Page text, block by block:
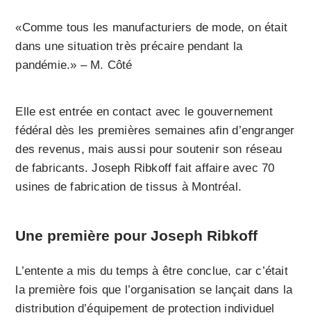
«Comme tous les manufacturiers de mode, on était
dans une situation très précaire pendant la
pandémie.» – M. Côté
Elle est entrée en contact avec le gouvernement
fédéral dès les premières semaines afin d’engranger
des revenus, mais aussi pour soutenir son réseau
de fabricants. Joseph Ribkoff fait affaire avec 70
usines de fabrication de tissus à Montréal.
Une première pour Joseph Ribkoff
L’entente a mis du temps à être conclue, car c’était
la première fois que l’organisation se lançait dans la
distribution d’équipement de protection individuel